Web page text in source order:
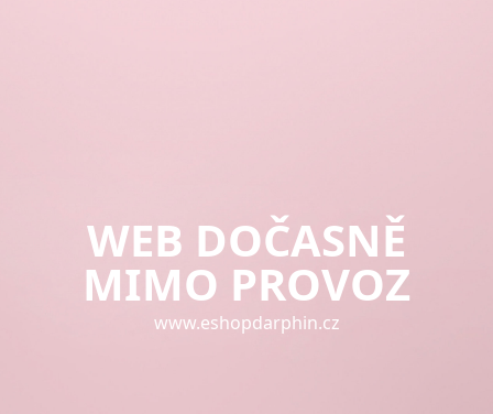
WEB DOČASNĚ
MIMO PROVOZ
www.eshopdarphin.cz